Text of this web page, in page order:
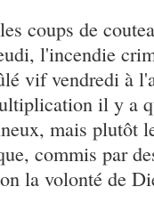
coups de
l'incendie
vif vendredi à
il y a
mais plutôt
commis par
la volonté de